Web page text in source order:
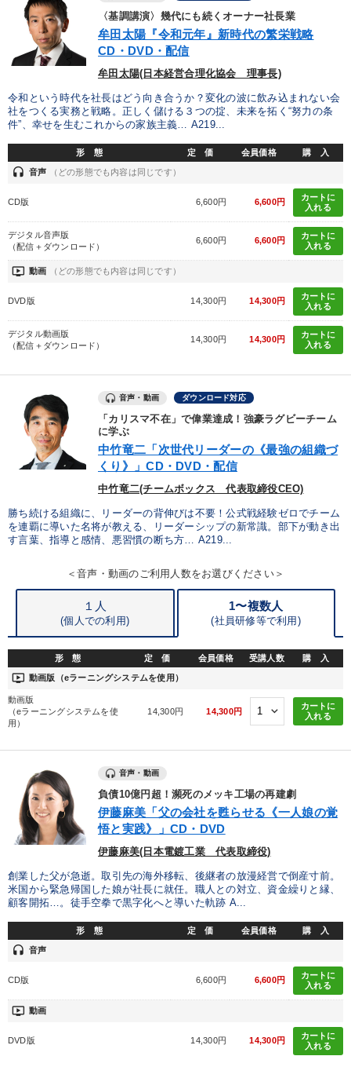
経済・景気・相場予測 【5月】音声・映像
【4月】音声・映像
目的別
社員研修を行いたい 経営を改善したい
販売力を強化したい 財務・数字力の向上
キーワード
不動産
タグから探す
すべての音声・動画（全2077タイトル）からお探しいただけます
リーダーシップ 企業文化 商品開発
広報・PR 会社を守る 労務問題・リスク対策
経済予測 地方企業の勝ち方 ドラッカー
サービス 異発想 コミュニケーション
プロ経営者 稲盛和夫 感動講話 ランチェスター戦略
※「更新」を押すと「タグ・キーワード」を更新いただけます。
〈基調講演〉幾代にも続くオーナー社長業
牟田太陽『令和元年』新時代の繁栄戦略
CD・DVD・配信
牟田太陽(日本経営合理化協会 理事長)
令和という時代を社長はどう向き合うか？変化の波に飲み込まれない会
社をつくる実務と戦略。正しく儲ける３つの掟、未来を拓く“努力の条
件”、幸せを生むこれからの家族主義… A219...
形 態 定 価 会員価格 購 入
headset 音声 （どの形態でも内容は同じです）
CD版 6,600円 6,600円
カートに
入れる
デジタル音声版
（配信＋ダウンロード）
6,600円 6,600円
カートに
入れる
ondemand_video 動画 （どの形態でも内容は同じです）
DVD版 14,300円 14,300円
カートに
入れる
デジタル動画版
（配信＋ダウンロード）
14,300円 14,300円
カートに
入れる
音声・動画 ダウンロード対応
「カリスマ不在」で偉業達成！強豪ラグビーチーム
に学ぶ
中竹竜二「次世代リーダーの《最強の組織づ
くり》」CD・DVD・配信
中竹竜二(チームボックス 代表取締役CEO)
勝ち続ける組織に、リーダーの背伸びは不要！公式戦経験ゼロでチーム
を連覇に導いた名将が教える、リーダーシップの新常識。部下が動き出
す言葉、指導と感情、悪習慣の断ち方… A219...
＜音声・動画のご利用人数をお選びください＞
１人
(個人での利用)
1〜複数人
(社員研修等で利用)
形 態 定 価 会員価格 受講人数 購 入
ondemand_video 動画版（eラーニングシステムを使用）
動画版
（eラーニングシステムを使
用）
14,300円 14,300円
カートに
入れる
音声・動画
負債10億円超！瀕死のメッキ工場の再建劇
伊藤麻美「父の会社を甦らせる《一人娘の覚
悟と実践》」CD・DVD
伊藤麻美(日本電鍍工業 代表取締役)
創業した父が急逝。取引先の海外移転、後継者の放漫経営で倒産寸前。
米国から緊急帰国した娘が社長に就任。職人との対立、資金繰りと縁、
顧客開拓…。徒手空拳で黒字化へと導いた軌跡 A...
形 態 定 価 会員価格 購 入
headset 音声
CD版 6,600円 6,600円
カートに
入れる
ondemand_video 動画
DVD版 14,300円 14,300円
カートに
入れる